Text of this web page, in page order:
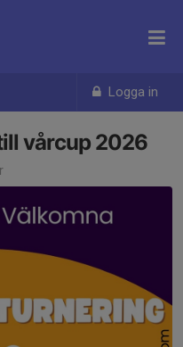
Logga in
vårcup 2026